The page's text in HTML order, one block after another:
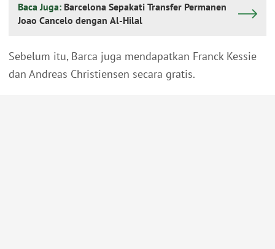
Baca Juga: Barcelona Sepakati Transfer Permanen
Joao Cancelo dengan Al-Hilal
Sebelum itu, Barca juga mendapatkan Franck Kessie
dan Andreas Christiensen secara gratis.